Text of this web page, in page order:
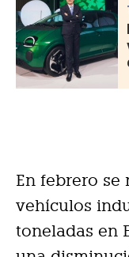
En febrero se
vehículos
toneladas en